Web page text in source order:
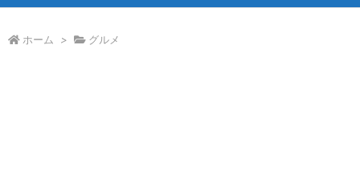
ホーム > グルメ